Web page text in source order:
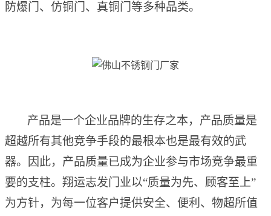
防爆门、仿铜门、真铜门等多种品类。
产品是一个企业品牌的生存之本，产品质量是
超越所有其他竞争手段的最根本也是最有效的武
器。因此，产品质量已成为企业参与市场竞争最重
要的支柱。 翔运志发门业以“质量为先、顾客至上”
为方针，为每一位客户提供安全、便利、物超所值